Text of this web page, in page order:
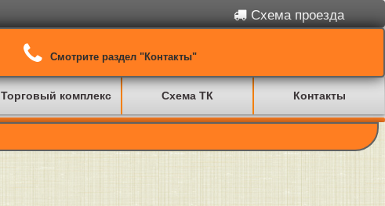
Схема проезда
Смотрите раздел "Контакты"
Торговый комплекс Схема ТК Контакты